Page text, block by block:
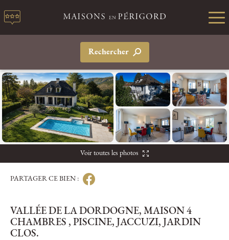
Rechercher
Voir toutes les photos
PARTAGER CE BIEN :
VALLÉE DE LA DORDOGNE, MAISON 4
CHAMBRES , PISCINE, JACCUZI, JARDIN
CLOS.